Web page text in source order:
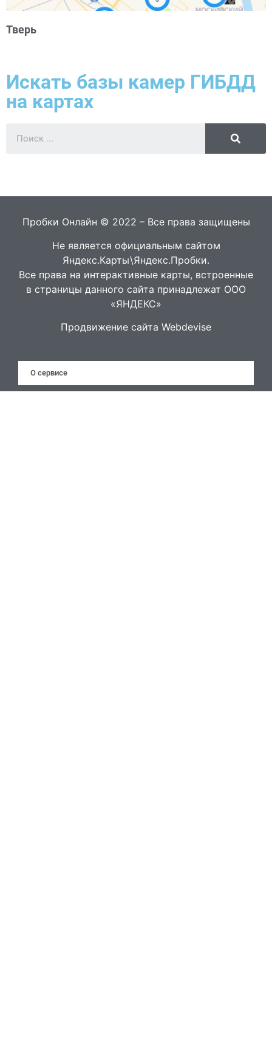
Тверь
Искать базы камер ГИБДД
на картах
Пробки Онлайн © 2022 – Все права защищены
Не является официальным сайтом
Яндекс.Карты\Яндекс.Пробки.
Все права на интерактивные карты, встроенные
в страницы данного сайта принадлежат ООО
«ЯНДЕКС»
Продвижение сайта Webdevise
О сервисе